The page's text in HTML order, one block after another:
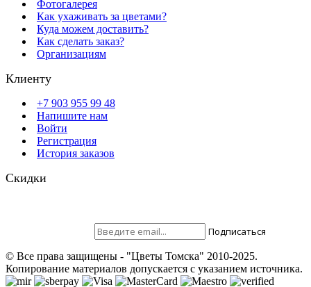
Фотогалерея
Как ухаживать за цветами?
Куда можем доставить?
Как сделать заказ?
Организациям
Клиенту
+7 903 955 99 48
Напишите нам
Войти
Регистрация
История заказов
Скидки
Подписаться
© Все права защищены - "Цветы Томска" 2010-2025.
Копирование материалов допускается с указанием источника.